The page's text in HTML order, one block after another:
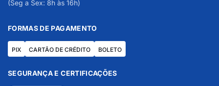
(Seg a Sex: 8h às 16h)
FORMAS DE PAGAMENTO
PIX CARTÃO DE CRÉDITO BOLETO
SEGURANÇA E CERTIFICAÇÕES